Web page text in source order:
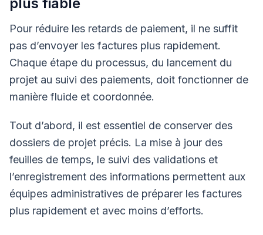
plus fiable
Pour réduire les retards de paiement, il ne suffit
pas d’envoyer les factures plus rapidement.
Chaque étape du processus, du lancement du
projet au suivi des paiements, doit fonctionner de
manière fluide et coordonnée.
Tout d’abord, il est essentiel de conserver des
dossiers de projet précis. La mise à jour des
feuilles de temps, le suivi des validations et
l’enregistrement des informations permettent aux
équipes administratives de préparer les factures
plus rapidement et avec moins d’efforts.